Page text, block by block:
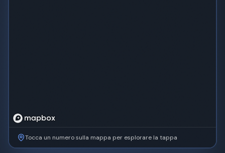
Tocca un numero sulla mappa per esplorare la tappa